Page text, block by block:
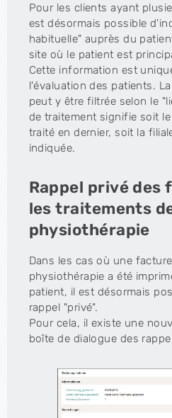
Pour les clients ayant
est désormais possible
habituelle" auprès du
site où le patient est
Cette information est
l'évaluation des patients.
peut y être filtrée selon le
de traitement signifie soit
traité en dernier, soit la
indiquée.
Rappel privé des
les traitements
physiothérapie
Dans les cas où une
physiothérapie a été
patient, il est désormais
rappel "privé".
Pour cela, il existe une
boîte de dialogue des